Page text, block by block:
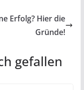
Erfolg? Hier die
Gründe!
gefallen